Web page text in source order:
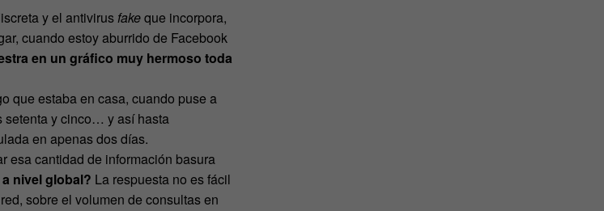
y el antivirus fakeque incorpora,
cuando estoy aburrido de Facebook
en un gráfico muy hermoso toda
que estaba en casa, cuando puse a
setenta y cinco… y así hasta
en apenas dos días.
esa cantidad de información basura
nivel global? La respuesta no es fácil
sobre el volumen de consultas en